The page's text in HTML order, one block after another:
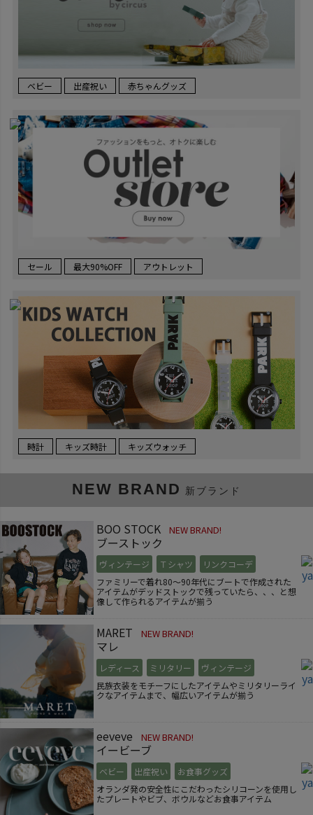
ベビー 出産祝い 赤ちゃんグッズ
セール 最大90%OFF アウトレット
時計 キッズ時計 キッズウォッチ
NEW BRAND 新ブランド
BOO STOCK NEW BRAND!
ブーストック
ヴィンテージ Ｔシャツ
リンクコーデ
ファミリーで着れ80～90年代にブートで作成された
アイテムがデッドストックで残っていたら、、、と想
像して作られるアイテムが揃う
MARET NEW BRAND!
マレ
レディース ミリタリー
ヴィンテージ
民族衣装をモチーフにしたアイテムやミリタリーライ
クなアイテムまで、幅広いアイテムが揃う
eeveve NEW BRAND!
イービーブ
ベビー 出産祝い
お食事グッズ
オランダ発の安全性にこだわったシリコーンを使用し
たプレートやビブ、ボウルなどお食事アイテム